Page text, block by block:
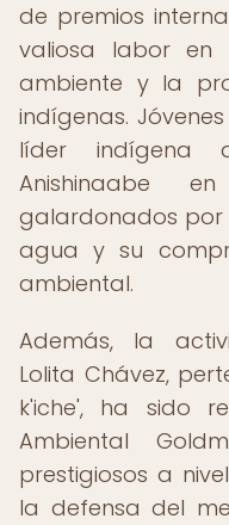
de premios
valiosa labor en
ambiente y la
indígenas.
líder indígena
Anishinaabe
galardonados por
agua y su
ambiental.
Además, la
Lolita Chávez,
k'iche', ha sido
Ambiental
prestigiosos a
la defensa del